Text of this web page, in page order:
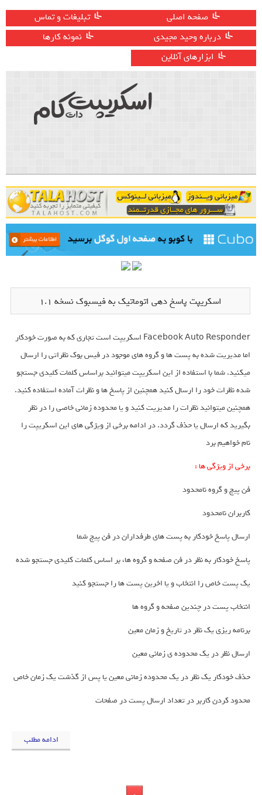
صفحه اصلی
تبلیغات و تماس
درباره وحید مجیدی
نمونه کارها
ابزارهای آنلاین
اسکریپت پاسخ دهی اتوماتیک به فیسبوک نسخه ۱.۱
Facebook Auto Responder اسکریپت است تجاری که به صورت خودکار
اما مدیریت شده به پست ها و گروه های موجود در فیس بوک نظراتی را ارسال
میکنید. شما با استفاده از این اسکریپت میتوانید براساس کلمات کلیدی جستجو
شده نظرات خود را ارسال کنید همچنین از پاسخ ها و نظرات آماده استفاده کنید.
همچنین میتوانید نظرات را مدیریت کنید و یا محدوده زمانی خاصی را در نظر
بگیرید که ارسال یا حذف گردد. در ادامه برخی از ویژگی های این اسکریپت را
نام خواهیم برد
برخی از ویژگی ها :
فن پیج و گروه نامحدود
کاربران نامحدود
ارسال پاسخ خودکار به پست های طرفداران در فن پیج شما
پاسخ خودکار به نظر در فن صفحه و گروه ها، بر اساس کلمات کلیدی جستجو شده
یک پست خاص را انتخاب و یا اخرین پست ها را جستجو کنید
انتخاب پست در چندین صفحه و گروه ها
برنامه ریزی یک نظر در تاریخ و زمان معین
ارسال نظر در یک محدوده ی زمانی معین
حذف خودکار یک نظر در یک محدوده زمانی معین یا پس از گذشت یک زمان خاص
محدود کردن کاربر در تعداد ارسال پست در صفحات
ادامه مطلب